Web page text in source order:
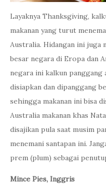
Layaknya Thanksgiving,
makanan yang turut
Australia. Hidangan ini juga
besar negara di Eropa dan
negara ini kalkun
disiapkan dan dipanggang
sehingga makanan ini bisa
Australia makanan khas
disajikan pula saat musim
menemani santapan ini.
prem (plum) sebagai
Mince Pies, Inggris